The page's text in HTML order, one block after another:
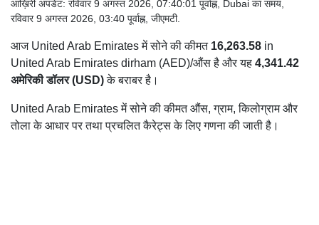
आख़िरी अपडेट: रविवार 9 अगस्त 2026, 07:40:01 पूर्वाह्न, Dubai का समय,
रविवार 9 अगस्त 2026, 03:40 पूर्वाह्न, जीएमटी.
आज United Arab Emirates में सोने की कीमत 16,263.58 in
United Arab Emirates dirham (AED)/औंस है और यह 4,341.42
अमेरिकी डॉलर (USD)के बराबर है।
United Arab Emirates में सोने की कीमत औंस, ग्राम, किलोग्राम और
तोला के आधार पर तथा प्रचलित कैरेट्स के लिए गणना की जाती है।